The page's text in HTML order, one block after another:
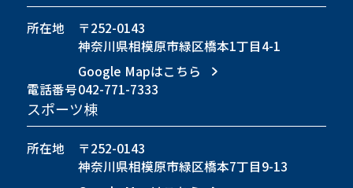
所在地
〒252-0143
神奈川県相模原市緑区橋本1丁目4-1
Google Mapはこちら
電話番号042-771-7333
スポーツ棟
所在地
〒252-0143
神奈川県相模原市緑区橋本7丁目9-13